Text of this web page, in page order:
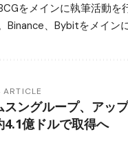
をメインに執筆活動
Binance、Bybitをメイン
ARTICLE
スングループ、アッ
4.1億ドルで取得へ